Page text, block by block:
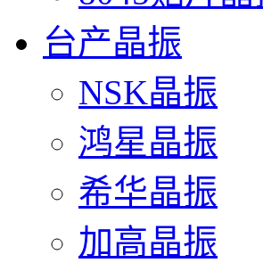
台产晶振
NSK晶振
鸿星晶振
希华晶振
加高晶振